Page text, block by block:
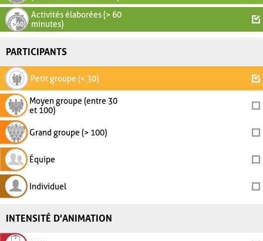
Activités élaborées (> 60
minutes)
PARTICIPANTS
Petit groupe (< 30)
Moyen groupe (entre 30
et 100)
Grand groupe (> 100)
Équipe
Individuel
INTENSITÉ D'ANIMATION